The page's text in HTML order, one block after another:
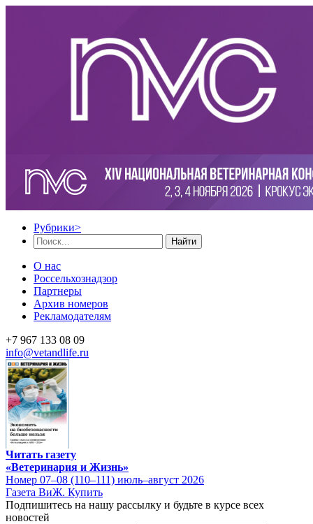
Рубрики>
Найти
О нас
Россельхознадзор
Партнеры
Архив номеров
Рекламодателям
+7 967 133 08 09
info@vetandlife.ru
Читать газету
«Ветеринария и Жизнь»
Номер 07–08 (110–111) июль–август 2026
Газета ВиЖ. Купить
Подпишитесь на нашу рассылку и будьте в курсе всех
новостей